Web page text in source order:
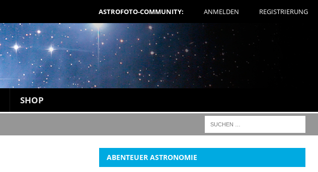
ASTROFOTO-COMMUNITY: ANMELDEN REGISTRIERUNG
SHOP
ABENTEUER ASTRONOMIE